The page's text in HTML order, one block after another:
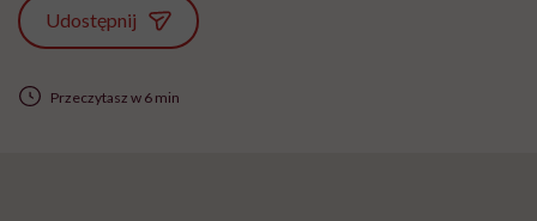
Udostępnij
Przeczytasz w 6 min